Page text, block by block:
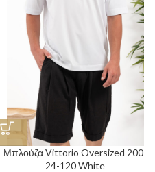
Μπλούζα Vittorio Oversized 200-
24-120 White